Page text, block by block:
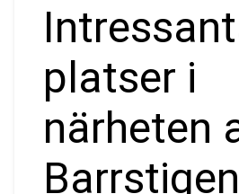
platser i
närheten